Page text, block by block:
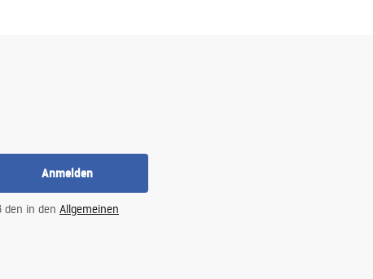
Anmelden
den in den Allgemeinen